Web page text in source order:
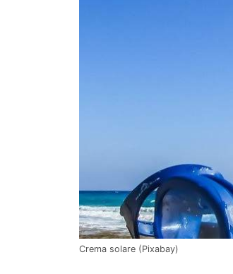
Crema solare (Pixabay)